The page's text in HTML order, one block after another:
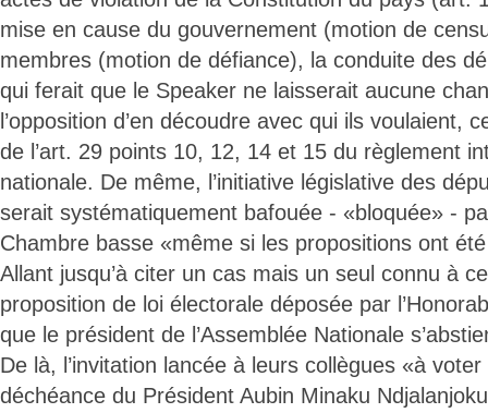
mise en cause du gouvernement (motion de
membres (motion de défiance), la conduite des
qui ferait que le Speaker ne laisserait aucune
l’opposition d’en découdre avec qui ils voulaient,
de l’art. 29 points 10, 12, 14 et 15 du règlement
nationale. De même, l’initiative législative des
serait systématiquement bafouée - «bloquée» -
Chambre basse «même si les propositions ont
Allant jusqu’à citer un cas mais un seul connu à
proposition de loi électorale déposée par
que le président de l’Assemblée Nationale
De là, l’invitation lancée à leurs collègues «à voter
déchéance du Président Aubin Minaku